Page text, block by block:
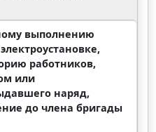
выполнению
работников,
или
наряд,
до члена бригады